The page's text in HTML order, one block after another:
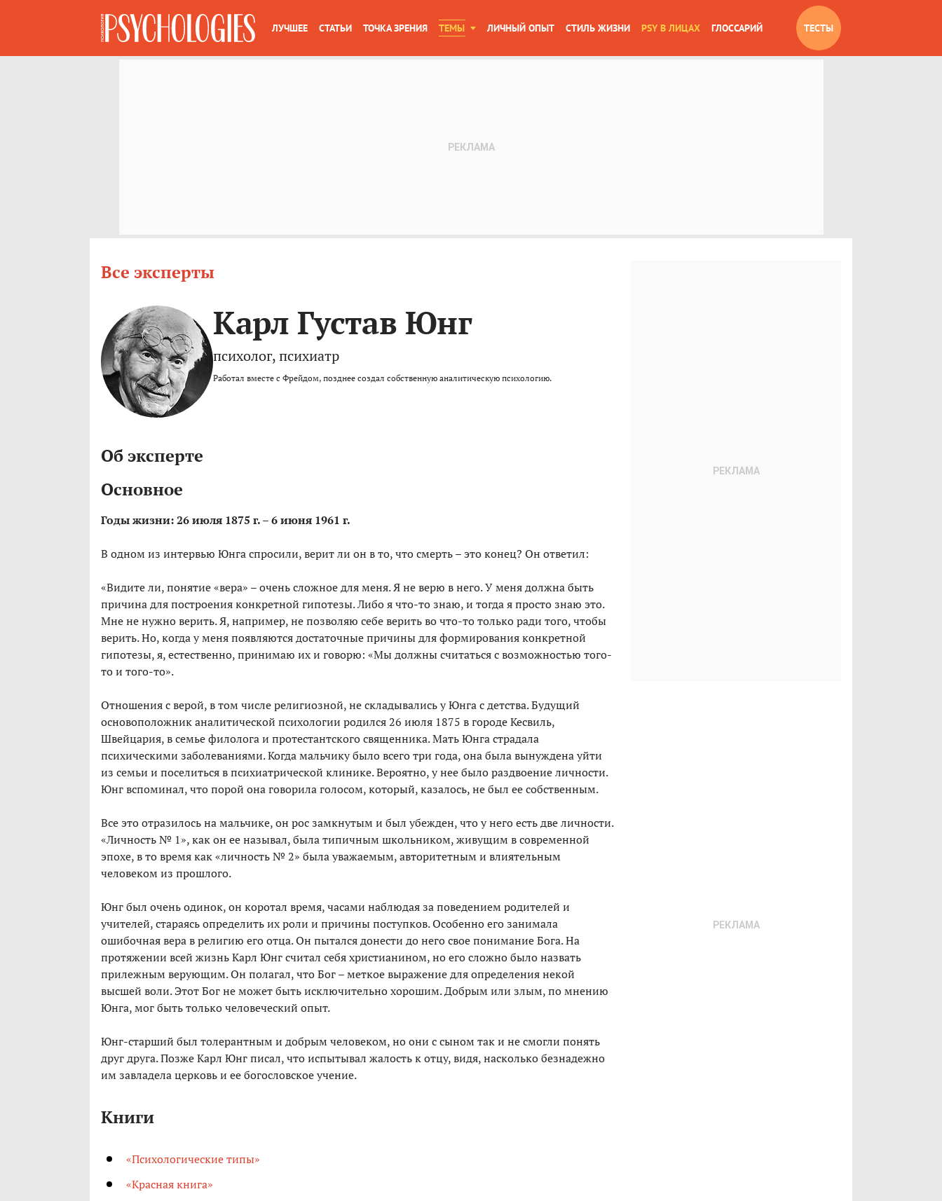
ЛУЧШЕЕ СТАТЬИ ТОЧКА ЗРЕНИЯ ТЕМЫ ЛИЧНЫЙ ОПЫТ СТИЛЬ ЖИЗНИ PSY В ЛИЦАХ ГЛОССАРИЙ ТЕСТЫ
Все эксперты
Карл Густав Юнг
психолог, психиатр
Работал вместе с Фрейдом, позднее создал собственную аналитическую психологию.
Об эксперте
Основное
Годы жизни: 26 июля 1875 г. – 6 июня 1961 г.
В одном из интервью Юнга спросили, верит ли он в то, что смерть – это конец? Он ответил:
«Видите ли, понятие «вера» – очень сложное для меня. Я не верю в него. У меня должна быть
причина для построения конкретной гипотезы. Либо я что-то знаю, и тогда я просто знаю это.
Мне не нужно верить. Я, например, не позволяю себе верить во что-то только ради того, чтобы
верить. Но, когда у меня появляются достаточные причины для формирования конкретной
гипотезы, я, естественно, принимаю их и говорю: «Мы должны считаться с возможностью того-
то и того-то».
Отношения с верой, в том числе религиозной, не складывались у Юнга с детства. Будущий
основоположник аналитической психологии родился 26 июля 1875 в городе Кесвиль,
Швейцария, в семье филолога и протестантского священника. Мать Юнга страдала
психическими заболеваниями. Когда мальчику было всего три года, она была вынуждена уйти
из семьи и поселиться в психиатрической клинике. Вероятно, у нее было раздвоение личности.
Юнг вспоминал, что порой она говорила голосом, который, казалось, не был ее собственным.
Все это отразилось на мальчике, он рос замкнутым и был убежден, что у него есть две личности.
«Личность № 1», как он ее называл, была типичным школьником, живущим в современной
эпохе, в то время как «личность № 2» была уважаемым, авторитетным и влиятельным
человеком из прошлого.
Юнг был очень одинок, он коротал время, часами наблюдая за поведением родителей и
учителей, стараясь определить их роли и причины поступков. Особенно его занимала
ошибочная вера в религию его отца. Он пытался донести до него свое понимание Бога. На
протяжении всей жизнь Карл Юнг считал себя христианином, но его сложно было назвать
прилежным верующим. Он полагал, что Бог – меткое выражение для определения некой
высшей воли. Этот Бог не может быть исключительно хорошим. Добрым или злым, по мнению
Юнга, мог быть только человеческий опыт.
Юнг-старший был толерантным и добрым человеком, но они с сыном так и не смогли понять
друг друга. Позже Карл Юнг писал, что испытывал жалость к отцу, видя, насколько безнадежно
им завладела церковь и ее богословское учение.
Книги
«Психологические типы»
«Красная книга»